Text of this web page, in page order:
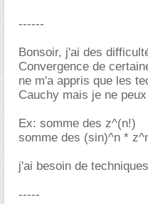
------
Bonsoir, j'ai des
Convergence de
ne m'a appris que les
Cauchy mais je ne
Ex: somme des z^(n!)
somme des (sin)^n *
j'ai besoin de
-----